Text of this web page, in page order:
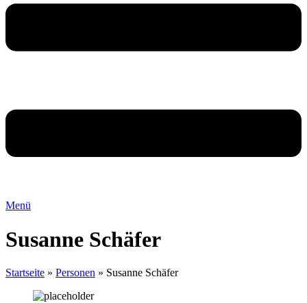
Menü
Susanne Schäfer
Startseite » Personen » Susanne Schäfer